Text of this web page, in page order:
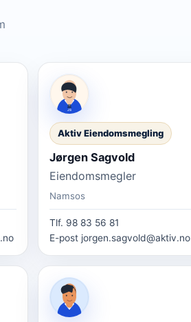
Aktiv Eiendomsmegling
Jørgen Sagvold
Eiendomsmegler
Namsos
Tlf. 98 83 56 81
E-post jorgen.sagvold@aktiv.no